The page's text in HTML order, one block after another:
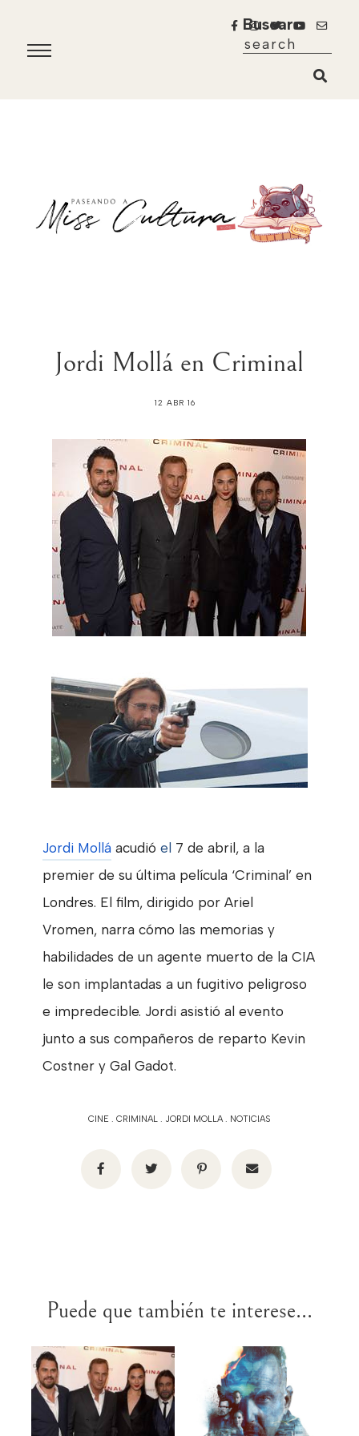
Buscar
Jordi Mollá en Criminal
12 ABR 16
Jordi Mollá acudió el 7 de abril, a la
premier de su última película ‘Criminal’ en
Londres. El film, dirigido por Ariel
Vromen, narra cómo las memorias y
habilidades de un agente muerto de la CIA
le son implantadas a un fugitivo peligroso
e impredecible. Jordi asistió al evento
junto a sus compañeros de reparto Kevin
Costner y Gal Gadot.
CINE . CRIMINAL. JORDI MOLLA. NOTICIAS
Puede que también te interese...